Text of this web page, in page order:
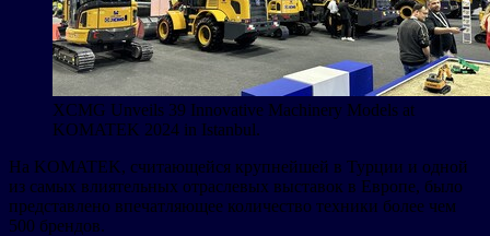
XCMG Unveils 39 Innovative Machinery Models at
KOMATEK 2024 in Istanbul.
На KOMATEK, считающейся крупнейшей в Турции и одной
из самых влиятельных отраслевых выставок в Европе, было
представлено впечатляющее количество техники более чем
500 брендов.